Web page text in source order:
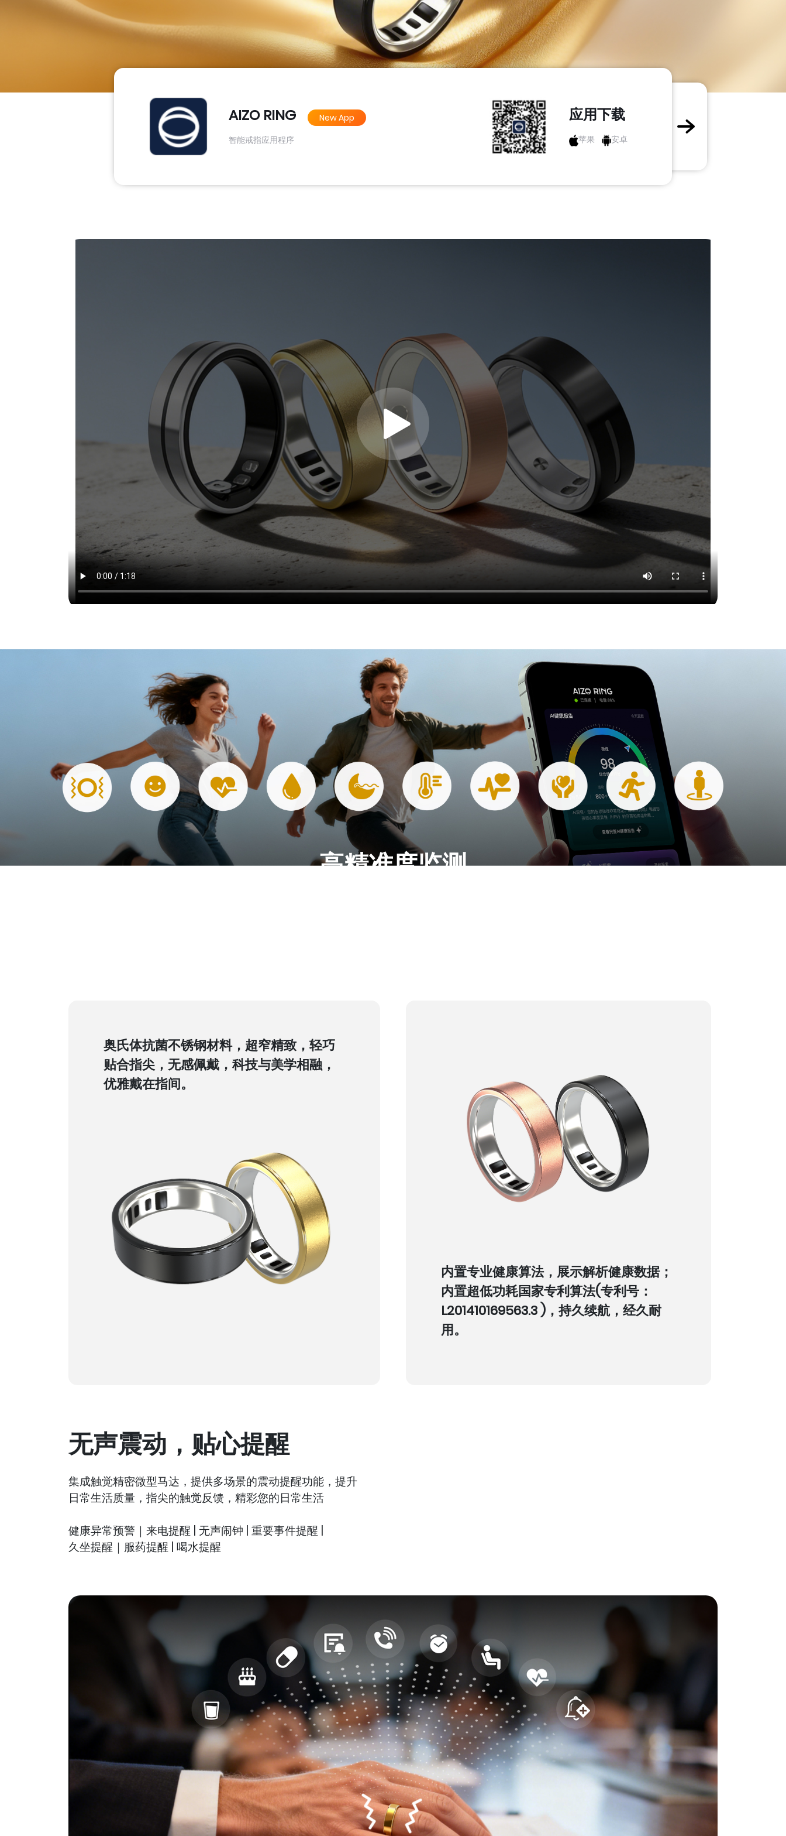
AIZO RING
New App
智能戒指应用程序
应用下载
苹果 安卓
高精准度监测
奥氏体抗菌不锈钢材料，超窄精致，轻巧
贴合指尖，无感佩戴，科技与美学相融，
优雅戴在指间。
内置专业健康算法，展示解析健康数据；
内置超低功耗国家专利算法(专利号：
L201410169563.3 )，持久续航，经久耐
用。
无声震动，贴心提醒
集成触觉精密微型马达，提供多场景的震动提醒功能，提升
日常生活质量，指尖的触觉反馈，精彩您的日常生活
健康异常预警｜来电提醒 | 无声闹钟 | 重要事件提醒 |
久坐提醒｜服药提醒 | 喝水提醒